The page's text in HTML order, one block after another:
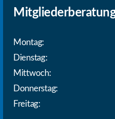
Montag:
Dienstag:
Mittwoch:
Donnerstag:
Freitag: